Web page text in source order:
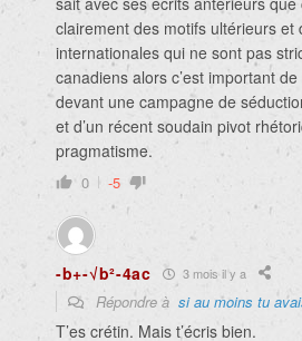
clairement des motifs ultérieurs et
internationales qui ne sont pas
canadiens alors c’est important
devant une campagne de
et d’un récent soudain pivot
pragmatisme.
0 -5
-b+-√b²-4ac 3 mois il y a
Répondre à si au moins tu
T’es crétin. Mais t’écris bien.